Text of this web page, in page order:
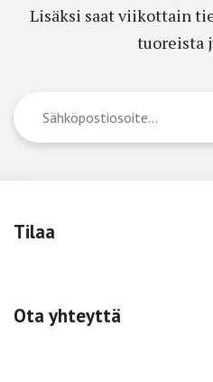
Lisäksi saat viikottain
tuoreista
Tilaa
Ota yhteyttä